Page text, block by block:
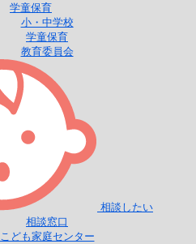
学童保育
小・中学校
学童保育
教育委員会
相談したい
相談窓口
こども家庭センター